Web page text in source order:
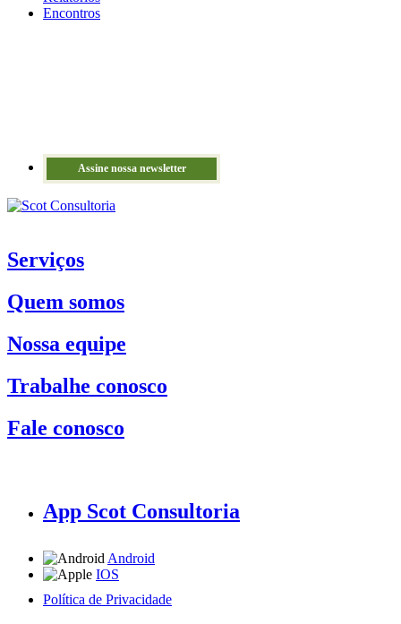
Encontros
Assine nossa newsletter
Serviços
Quem somos
Nossa equipe
Trabalhe conosco
Fale conosco
App Scot Consultoria
Android
IOS
Política de Privacidade